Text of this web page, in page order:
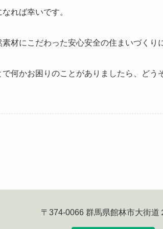
れば幸いです。
材にこだわった安心安全の住まいづくり
何かお困りのことがありましたら、どう
〒374-0066 群馬県館林市大街